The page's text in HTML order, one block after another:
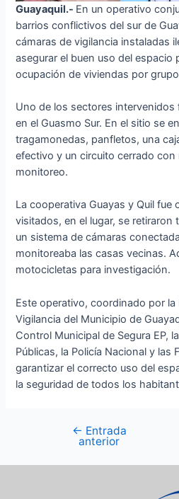
Guayaquil.- En un operativo
barrios conflictivos del sur de
cámaras de vigilancia instaladas
asegurar el buen uso del espacio
ocupación de viviendas por
Uno de los sectores intervenidos
en el Guasmo Sur. En el sitio se
tragamonedas, panfletos, una
efectivo y un circuito cerrado
monitoreo.
La cooperativa Guayas y Quil fue
visitados, en el lugar, se retiraron
un sistema de cámaras
monitoreaba las casas vecinas.
motocicletas para investigación.
Este operativo, coordinado por
Vigilancia del Municipio de
Control Municipal de Segura EP,
Públicas, la Policía Nacional y las
garantizar el correcto uso del
la seguridad de todos los
← Entrada
anterior